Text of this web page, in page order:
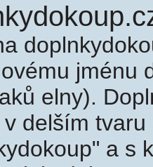
jménu
elny).
delším tvaru
a s